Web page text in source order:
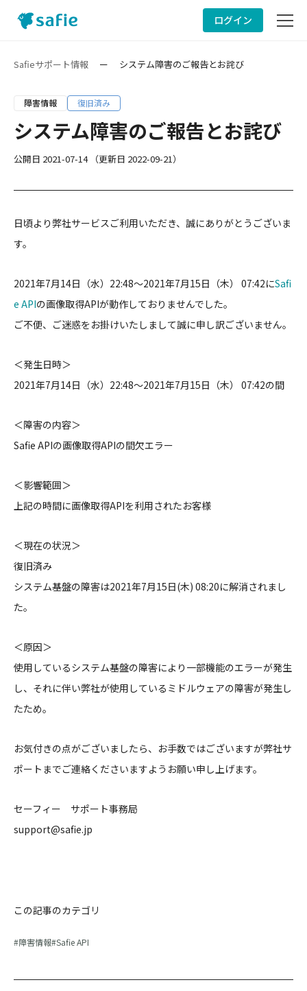
サービスサイト
サポート情報
ヘルプ
ログイン
Safieサポート情報 ー システム障害のご報告とお詫び
障害情報 復旧済み
システム障害のご報告とお詫び
公開日 2021-07-14 （更新日 2022-09-21）
日頃より弊社サービスご利用いただき、誠にありがとうございま
す。
2021年7月14日（水）22:48〜2021年7月15日（木） 07:42にSafi
e APIの画像取得APIが動作しておりませんでした。
ご不便、ご迷惑をお掛けいたしまして誠に申し訳ございません。
＜発生日時＞
2021年7月14日（水）22:48〜2021年7月15日（木） 07:42の間
＜障害の内容＞
Safie APIの画像取得APIの間欠エラー
＜影響範囲＞
上記の時間に画像取得APIを利用されたお客様
＜現在の状況＞
復旧済み
システム基盤の障害は2021年7月15日(木) 08:20に解消されまし
た。
＜原因＞
使用しているシステム基盤の障害により一部機能のエラーが発生
し、それに伴い弊社が使用しているミドルウェアの障害が発生し
たため。
お気付きの点がございましたら、お手数ではございますが弊社サ
ポートまでご連絡くださいますようお願い申し上げます。
セーフィー サポート事務局
support@safie.jp
この記事のカテゴリ
障害情報 Safie API